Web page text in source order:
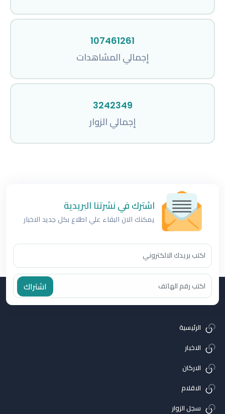
107461261
إجمالي المشاهدات
3242349
إجمالي الزوار
اشترك في نشرتنا البريدية
يمكنك الان البقاء علي اطلاع بكل جديد الاخبار
اشتراك
الرئيسية
الاخبار
الاركان
الاقلام
سجل الزوار